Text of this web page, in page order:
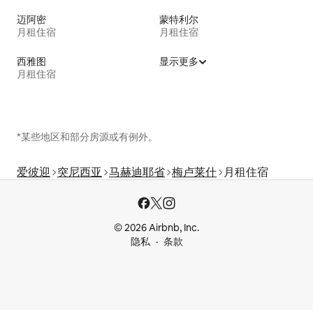
迈阿密
月租住宿
蒙特利尔
月租住宿
西雅图
月租住宿
显示更多
*某些地区和部分房源或有例外。
爱彼迎 突尼西亚 马赫迪耶省 梅卢莱什 月租住宿
© 2026 Airbnb, Inc.
隐私
条款